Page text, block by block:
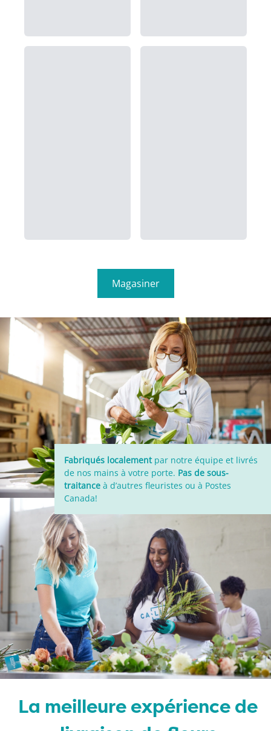
Magasiner
Fabriqués localementpar notre équipe et livrés
de nos mains à votre porte. Pas de sous-
traitanceà d’autres fleuristes ou à Postes
Canada!
La meilleure expérience de